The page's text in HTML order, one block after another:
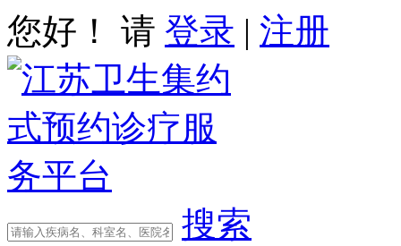
您好！ 请 登录 | 注册
搜索